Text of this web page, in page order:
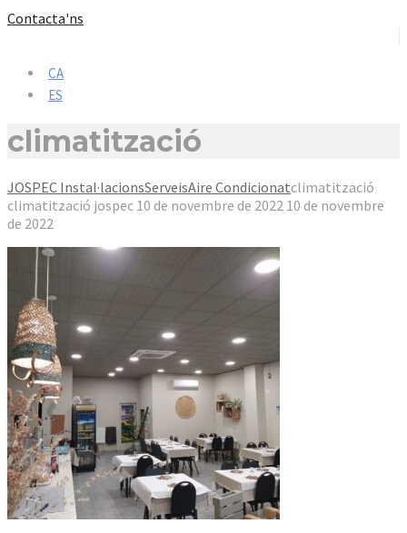
Contacta'ns
CA
ES
climatització
JOSPEC Instal·lacionsServeisAire Condicionatclimatització
climatització jospec 10 de novembre de 2022 10 de novembre
de 2022